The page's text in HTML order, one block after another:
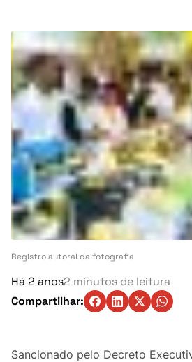
Banca e Seguros
Negócios
Cultura
Religião
Construção
Turismo
Ambiente
Matérias-Primas
Registro autoral da fotografia
Há 2 anos2 minutos de leitura
Compartilhar:
Sancionado pelo Decreto